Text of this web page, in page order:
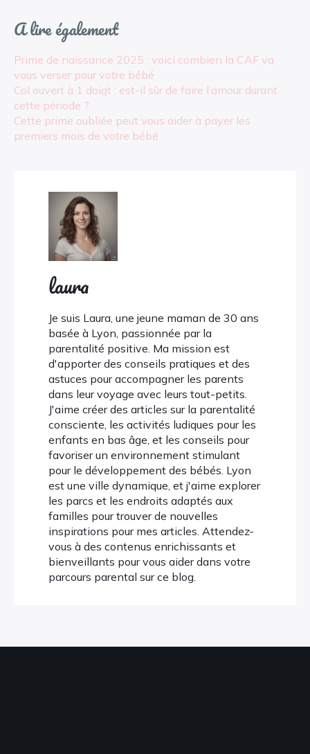
A lire également
Prime de naissance 2025 : voici combien la CAF va
vous verser pour votre bébé
Col ouvert à 1 doigt : est-il sûr de faire l’amour durant
cette période ?
Cette prime oubliée peut vous aider à payer les
premiers mois de votre bébé
laura
Je suis Laura, une jeune maman de 30 ans
basée à Lyon, passionnée par la
parentalité positive. Ma mission est
d'apporter des conseils pratiques et des
astuces pour accompagner les parents
dans leur voyage avec leurs tout-petits.
J'aime créer des articles sur la parentalité
consciente, les activités ludiques pour les
enfants en bas âge, et les conseils pour
favoriser un environnement stimulant
pour le développement des bébés. Lyon
est une ville dynamique, et j'aime explorer
les parcs et les endroits adaptés aux
familles pour trouver de nouvelles
inspirations pour mes articles. Attendez-
vous à des contenus enrichissants et
bienveillants pour vous aider dans votre
parcours parental sur ce blog.